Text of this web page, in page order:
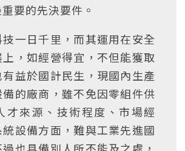
要的先決要件。
一日千里，而其運用在安全
，如經營得宜，不但能獲取
益於國計民生，現國內生產
的廠商，雖不免因零組件供
才來源、技術程度、市場經
設備方面，難與工業先進國